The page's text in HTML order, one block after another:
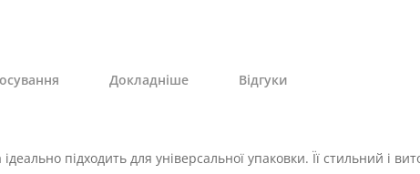
підходить для універсальної упаковки. Її стильний і
Докладніше Відгуки